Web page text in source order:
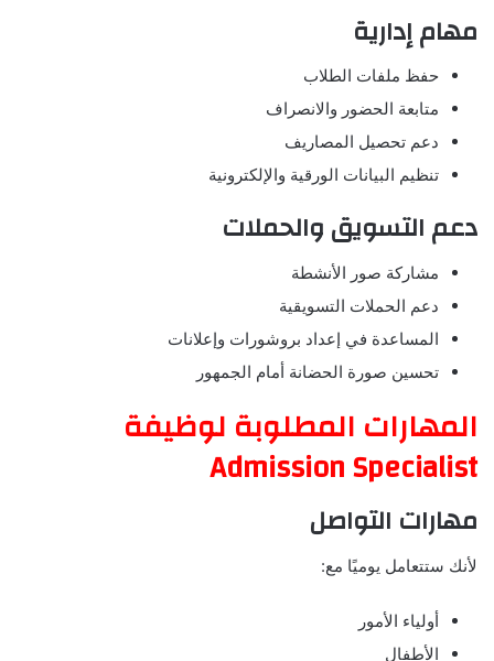
مهام إدارية
حفظ ملفات الطلاب
متابعة الحضور والانصراف
دعم تحصيل المصاريف
تنظيم البيانات الورقية والإلكترونية
دعم التسويق والحملات
مشاركة صور الأنشطة
دعم الحملات التسويقية
المساعدة في إعداد بروشورات وإعلانات
تحسين صورة الحضانة أمام الجمهور
المهارات المطلوبة لوظيفة
Admission Specialist
مهارات التواصل
لأنك ستتعامل يوميًا مع:
أولياء الأمور
الأطفال